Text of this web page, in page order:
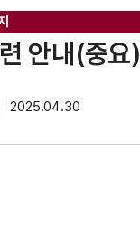
안내(중요)
2025.04.30